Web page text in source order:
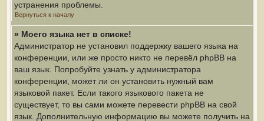
устранения проблемы.
Вернуться к началу
» Моего языка нет в списке!
Администратор не установил поддержку вашего языка на
конференции, или же просто никто не перевёл phpBB на
ваш язык. Попробуйте узнать у администратора
конференции, может ли он установить нужный вам
языковой пакет. Если такого языкового пакета не
существует, то вы сами можете перевести phpBB на свой
язык. Дополнительную информацию вы можете получить на